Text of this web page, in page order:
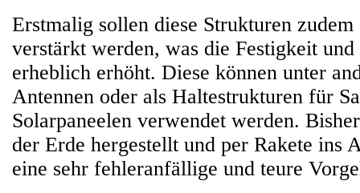
Erstmalig sollen diese Strukturen zudem
verstärkt werden, was die Festigkeit
erheblich erhöht. Diese können unter
Antennen oder als Haltestrukturen für
Solarpaneelen verwendet werden.
der Erde hergestellt und per Rakete ins
eine sehr fehleranfällige und teure